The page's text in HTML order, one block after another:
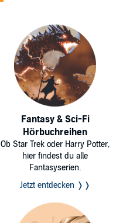
Fantasy & Sci-Fi
Hörbuchreihen
Ob Star Trek oder Harry Potter,
hier findest du alle
Fantasyserien.
Jetzt entdecken ❭❭